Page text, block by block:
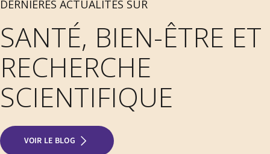
DERNIÈRES ACTUALITÉS SUR
SANTÉ, BIEN-ÊTRE ET
RECHERCHE
SCIENTIFIQUE
VOIR LE BLOG